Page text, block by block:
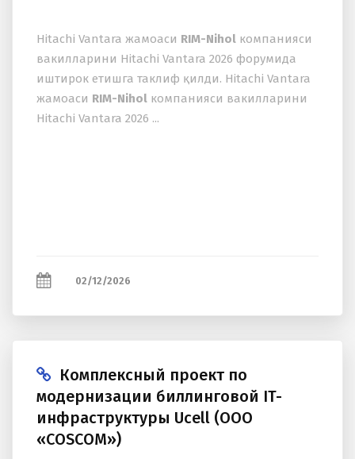
Hitachi Vantara жамоаси RIM-Nihol компанияси
вакилларини Hitachi Vantara 2026 форумида
иштирок етишга таклиф қилди. Hitachi Vantara
жамоаси RIM-Nihol компанияси вакилларини
Hitachi Vantara 2026 ...
02/12/2026
Комплексный проект по
модернизации биллинговой IT-
инфраструктуры Ucell (ООО
«COSCOM»)